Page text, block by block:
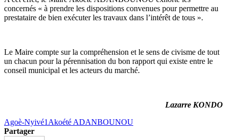
concernés « à prendre les dispositions convenues pour permettre au
prestataire de bien exécuter les travaux dans l’intérêt de tous ».
Le Maire compte sur la compréhension et le sens de civisme de tout
un chacun pour la pérennisation du bon rapport qui existe entre le
conseil municipal et les acteurs du marché.
Lazarre KONDO
Agoè-Nyivé1 Akoété ADANBOUNOU
Partager